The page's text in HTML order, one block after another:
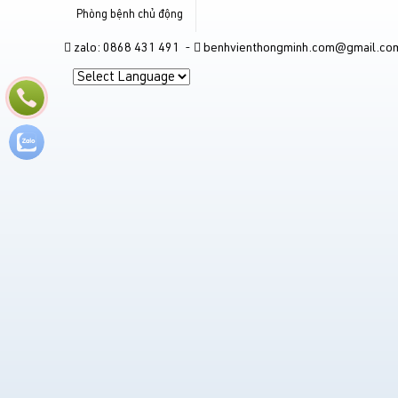
Phòng bệnh chủ động
zalo: 0868 431 491 -